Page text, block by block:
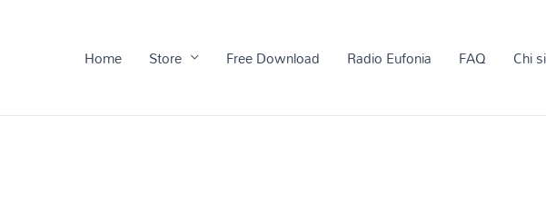
Home Store Free Download Radio Eufonia FAQ Chi